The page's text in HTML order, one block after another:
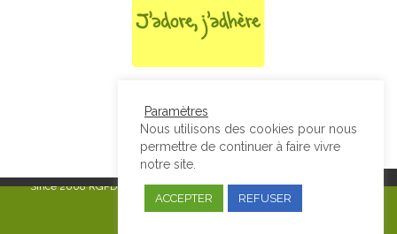
Since 2008RGPD & Mentions Légales|Designed by Studio Thil - Site
internet - Charte graphique
Paramètres
Nous utilisons des cookies pour nous
permettre de continuer à faire vivre
notre site.
ACCEPTER REFUSER